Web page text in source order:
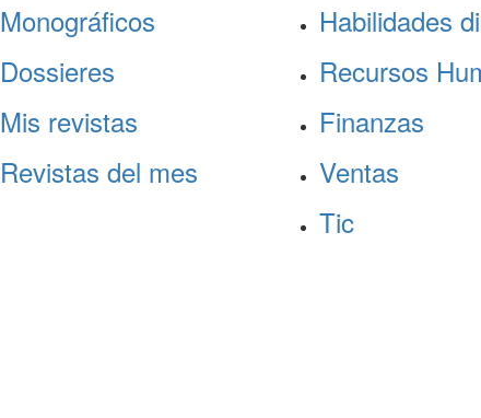
Monográficos
Dossieres
Mis revistas
Revistas del mes
Habilidades
Recursos
Finanzas
Ventas
Tic